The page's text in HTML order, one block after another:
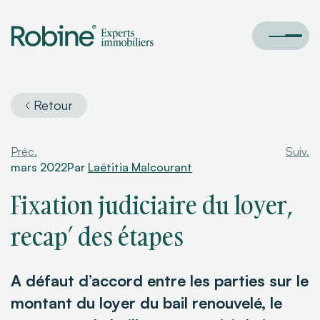
Retour
mars 2022Par Laëtitia Malcourant
Fixation judiciaire du loyer,
recap’ des étapes
A défaut d’accord entre les parties sur le
montant du loyer du bail renouvelé, le
Préc. Suiv.